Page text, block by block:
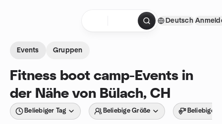
Deutsch
Events Gruppen
Fitness boot camp-Events in
der Nähe von Bülach, CH
Beliebiger Tag Beliebige Größe Beliebiger